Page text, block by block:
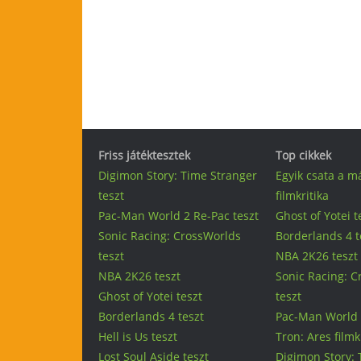
Friss játéktesztek
Digimon Story: Time Stranger
teszt
Pac-Man World 2 Re-Pac teszt
Sonic Racing: CrossWorlds
teszt
NBA 2K26 teszt
Ghost of Yotei teszt
Borderlands 4 teszt
Hell is Us teszt
Lost Soul Aside teszt
Top cikkek
Egyik csata a
filmkritika
Ghost of Yotei
Borderlands 4
NBA 2K26 teszt
Sonic Racing:
teszt
Pac-Man World
Tron: Ares
Digimon Story: